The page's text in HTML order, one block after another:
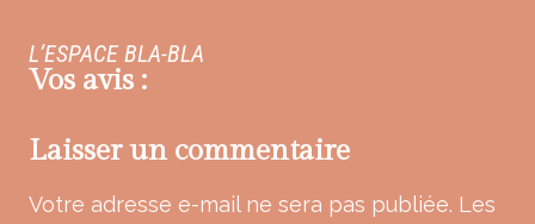
L’ESPACE BLA-BLA
Vos avis :
Laisser un commentaire
Votre adresse e-mail ne sera pas publiée. Les